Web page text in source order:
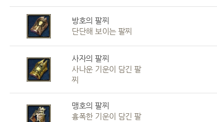
방호의 팔찌
단단해 보이는 팔찌
사자의 팔찌
사나운 기운이 담긴 팔
찌
맹호의 팔찌
흉폭한 기운이 담긴 팔